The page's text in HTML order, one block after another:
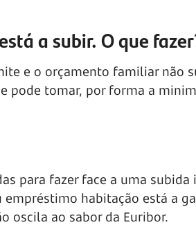
a subir. O que
e o orçamento familiar não
pode tomar, por forma a
para fazer face a uma
empréstimo habitação está a
oscila ao sabor da Euribor.